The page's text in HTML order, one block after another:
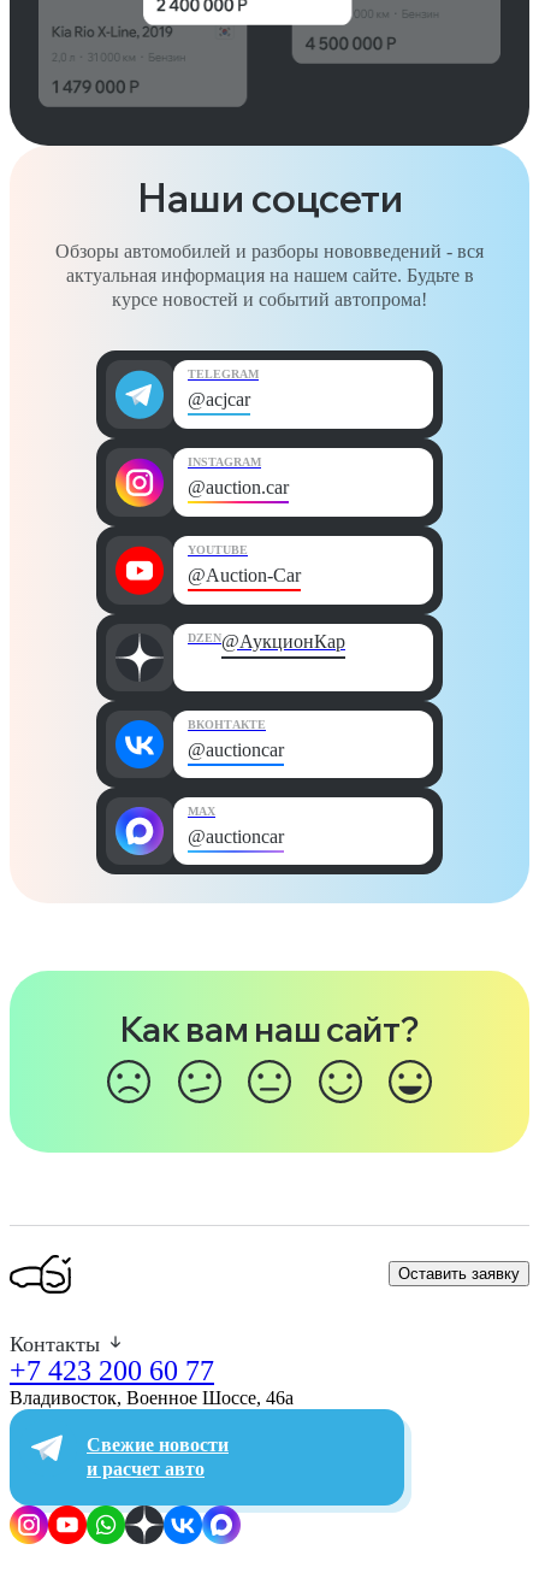
Наши соцсети
Обзоры автомобилей и разборы нововведений - вся
актуальная информация на нашем сайте. Будьте в
курсе новостей и событий автопрома!
TELEGRAM
@acjcar
INSTAGRAM
@auction.car
YOUTUBE
@Auction-Car
DZEN@АукционКар
ВКОНТАКТЕ
@auctioncar
MAX
@auctioncar
Как вам наш сайт?
Оставить заявку
Контакты
+7 423 200 60 77
Владивосток, Военное Шоссе, 46а​
Свежие новости
и расчет авто